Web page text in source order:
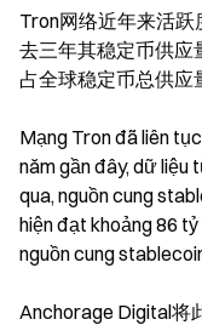
Tron网络近年来活
去三年其稳定币供应
占全球稳定币总供应
Mạng Tron đã liên
năm gần đây, dữ liệu
qua, nguồn cung
hiện đạt khoảng 86
nguồn cung
Anchorage Digital将